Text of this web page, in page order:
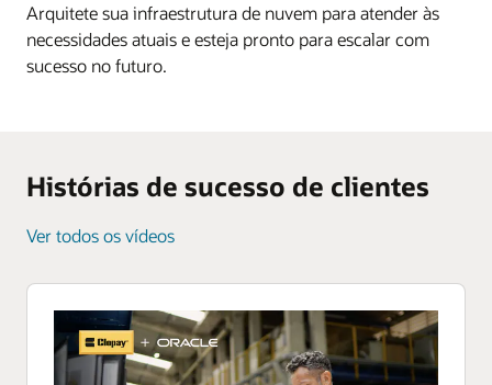
Arquitete sua infraestrutura de nuvem para atender às
necessidades atuais e esteja pronto para escalar com
sucesso no futuro.
Histórias de sucesso de clientes
Ver todos os vídeos